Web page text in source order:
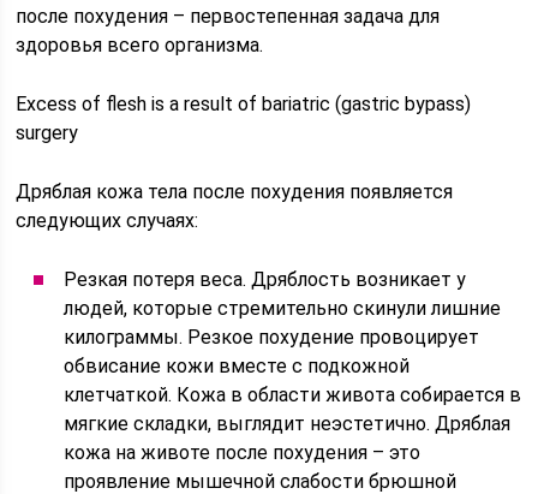
после похудения – первостепенная задача для
здоровья всего организма.
Excess of flesh is a result of bariatric (gastric bypass)
surgery
Дряблая кожа тела после похудения появляется
следующих случаях:
Резкая потеря веса. Дряблость возникает у
людей, которые стремительно скинули лишние
килограммы. Резкое похудение провоцирует
обвисание кожи вместе с подкожной
клетчаткой. Кожа в области живота собирается в
мягкие складки, выглядит неэстетично. Дряблая
кожа на животе после похудения – это
проявление мышечной слабости брюшной